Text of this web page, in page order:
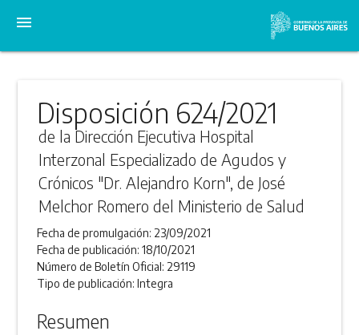
menu
Disposición 624/2021
de la Dirección Ejecutiva Hospital
Interzonal Especializado de Agudos y
Crónicos "Dr. Alejandro Korn", de José
Melchor Romero del Ministerio de Salud
Fecha de promulgación: 23/09/2021
Fecha de publicación:18/10/2021
Número de Boletín Oficial: 29119
Tipo de publicación:Integra
Resumen